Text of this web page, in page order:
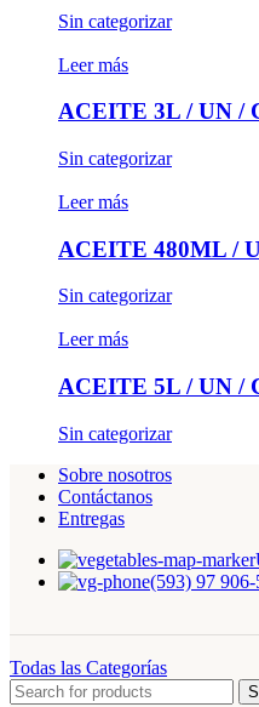
Sin categorizar
Leer más
ACEITE 3L / UN /
Sin categorizar
Leer más
ACEITE 480ML /
Sin categorizar
Leer más
ACEITE 5L / UN /
Sin categorizar
Sobre nosotros
Contáctanos
Entregas
(593) 97
Todas las Categorías